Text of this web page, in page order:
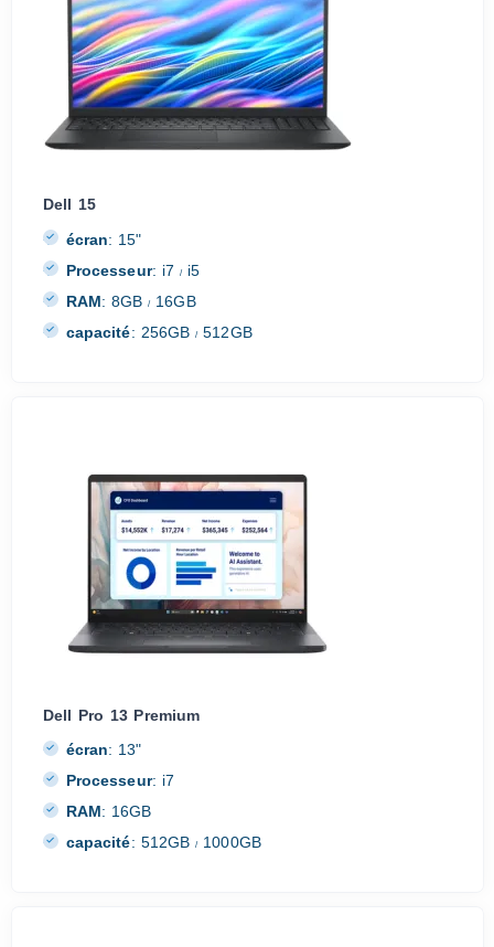
Dell 15
écran: 15"
Processeur: i7/ i5
RAM: 8GB/ 16GB
capacité: 256GB/ 512GB
Dell Pro 13 Premium
écran: 13"
Processeur: i7
RAM: 16GB
capacité: 512GB/ 1000GB